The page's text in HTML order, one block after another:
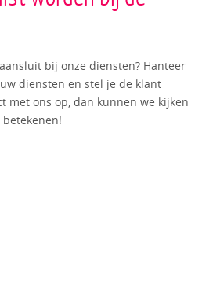
bij onze diensten? Hanteer
diensten en stel je de klant
met ons op, dan kunnen we kijken